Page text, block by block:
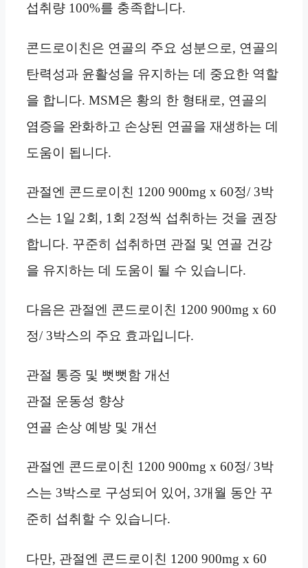
섭취량 100%를 충족합니다.
콘드로이친은 연골의 주요 성분으로, 연골의
탄력성과 윤활성을 유지하는 데 중요한 역할
을 합니다. MSM은 황의 한 형태로, 연골의
염증을 완화하고 손상된 연골을 재생하는 데
도움이 됩니다.
관절엔 콘드로이친 1200 900mg x 60정/ 3박
스는 1일 2회, 1회 2정씩 섭취하는 것을 권장
합니다. 꾸준히 섭취하면 관절 및 연골 건강
을 유지하는 데 도움이 될 수 있습니다.
다음은 관절엔 콘드로이친 1200 900mg x 60
정/ 3박스의 주요 효과입니다.
관절 통증 및 뻣뻣함 개선
관절 운동성 향상
연골 손상 예방 및 개선
관절엔 콘드로이친 1200 900mg x 60정/ 3박
스는 3박스로 구성되어 있어, 3개월 동안 꾸
준히 섭취할 수 있습니다.
다만, 관절엔 콘드로이친 1200 900mg x 60